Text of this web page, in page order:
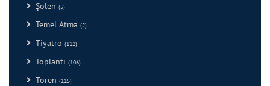
Şölen (5)
Temel Atma (2)
Tiyatro (112)
Toplantı (106)
Tören (115)